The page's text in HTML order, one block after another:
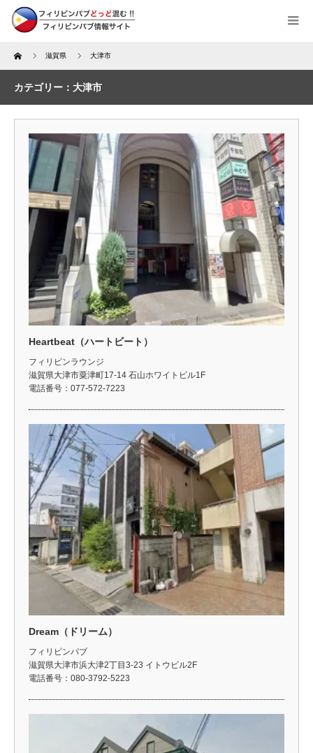
Home 滋賀県 大津市
カテゴリー：大津市
Heartbeat（ハートビート）
フィリピンラウンジ
滋賀県大津市粟津町17-14 石山ホワイトビル1F
電話番号：077-572-7223
Dream（ドリーム）
フィリピンパブ
滋賀県大津市浜大津2丁目3-23 イトウビル2F
電話番号：080-3792-5223